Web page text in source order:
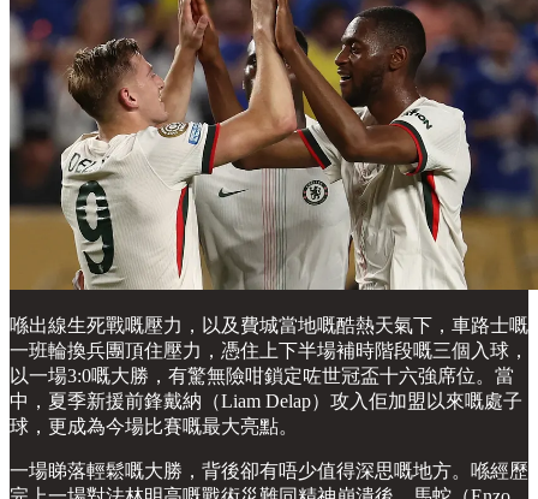
喺出線生死戰嘅壓力，以及費城當地嘅酷熱天氣下，車路士嘅
一班輪換兵團頂住壓力，憑住上下半場補時階段嘅三個入球，
以一場3:0嘅大勝，有驚無險咁鎖定咗世冠盃十六強席位。當
中，夏季新援前鋒戴納（Liam Delap）攻入佢加盟以來嘅處子
球，更成為今場比賽嘅最大亮點。
一場睇落輕鬆嘅大勝，背後卻有唔少值得深思嘅地方。喺經歷